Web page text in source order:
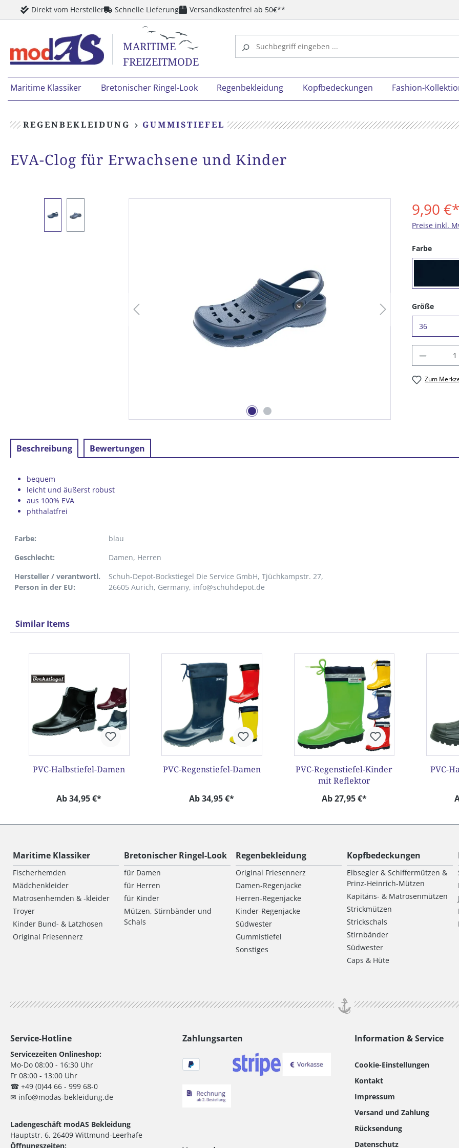
Zur Hauptnavigation springen
Direkt vom Hersteller Schnelle Lieferung Versandkostenfrei ab 50€**
MARITIME
FREIZEITMODE
Maritime Klassiker Bretonischer Ringel-Look Regenbekleidung Kopfbedeckungen Fashion-
REGENBEKLEIDUNG GUMMISTIEFEL
EVA-Clog für Erwachsene und Kinder
9,90 €*
Preise inkl.
Farbe
Größe
Zum
Beschreibung Bewertungen
bequem
leicht und äußerst robust
aus 100% EVA
phthalatfrei
Farbe:
blau
Geschlecht:
Damen, Herren
Hersteller / verantwortl.
Person in der EU:
Schuh-Depot-Bockstiegel Die Service GmbH, Tjüchkampstr. 27,
26605 Aurich, Germany, info@schuhdepot.de
Similar Items
PVC-Halbstiefel-Damen
Ab 34,95 €*
PVC-Regenstiefel-Damen
Ab 34,95 €*
PVC-Regenstiefel-Kinder
mit Reflektor
Ab 27,95 €*
PVC-
Maritime Klassiker
Fischerhemden
Mädchenkleider
Matrosenhemden & -kleider
Troyer
Kinder Bund- & Latzhosen
Original Friesennerz
Bretonischer Ringel-Look
für Damen
für Herren
für Kinder
Mützen, Stirnbänder und
Schals
Regenbekleidung
Original Friesennerz
Damen-Regenjacke
Herren-Regenjacke
Kinder-Regenjacke
Südwester
Gummistiefel
Sonstiges
Kopfbedeckungen
Elbsegler & Schiffermützen &
Prinz-Heinrich-Mützen
Kapitäns- & Matrosenmützen
Strickmützen
Strickschals
Stirnbänder
Südwester
Caps & Hüte
Service-Hotline
Servicezeiten Onlineshop:
Mo-Do 08:00 - 16:30 Uhr
Fr 08:00 - 13:00 Uhr
☎ +49 (0)44 66 - 999 68-0
✉ info@modas-bekleidung.de
Ladengeschäft modAS Bekleidung
Hauptstr. 6, 26409 Wittmund-Leerhafe
Öffnungszeiten:
Zahlungsarten Information & Service
Cookie-Einstellungen
Kontakt
Impressum
Versand und Zahlung
Rücksendung
Datenschutz